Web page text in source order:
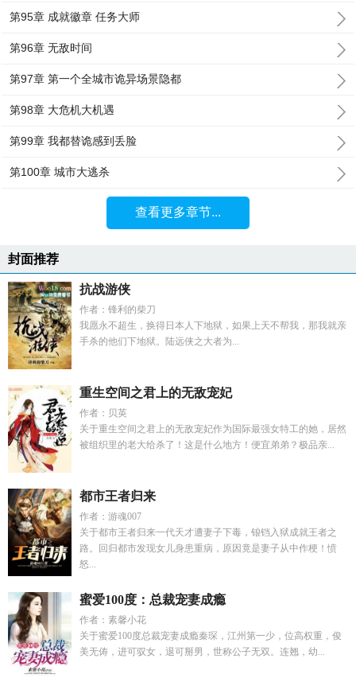
第95章 成就徽章 任务大师
第96章 无敌时间
第97章 第一个全城市诡异场景隐都
第98章 大危机大机遇
第99章 我都替诡感到丢脸
第100章 城市大逃杀
查看更多章节...
封面推荐
抗战游侠
作者：锋利的柴刀
我愿永不超生，换得日本人下地狱，如果上天不帮我，那我就亲
手杀的他们下地狱。陆远侠之大者为...
重生空间之君上的无敌宠妃
作者：贝英
关于重生空间之君上的无敌宠妃作为国际最强女特工的她，居然
被组织里的老大给杀了！这是什么地方！便宜弟弟？极品亲...
都市王者归来
作者：游魂007
关于都市王者归来一代天才遭妻子下毒，锒铛入狱成就王者之
路。回归都市发现女儿身患重病，原因竟是妻子从中作梗！愤
怒...
蜜爱100度：总裁宠妻成瘾
作者：素馨小花
关于蜜爱100度总裁宠妻成瘾秦琛，江州第一少，位高权重，俊
美无俦，进可驭女，退可掰男，世称公子无双。连翘，幼...